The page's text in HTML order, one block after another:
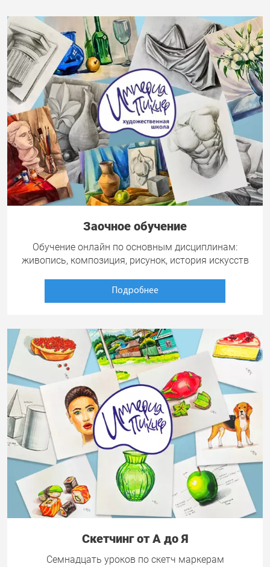
Заочное обучение
Обучение онлайн по основным дисциплинам:
живопись, композиция, рисунок, история искусств
Подробнее
Скетчинг от А до Я
Семнадцать уроков по скетч маркерам